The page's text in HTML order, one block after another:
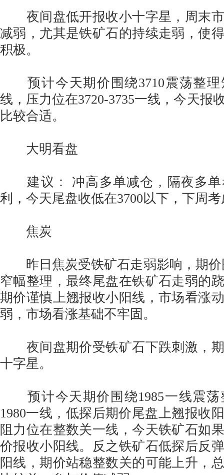
夜间盘低开报收小十字星，周末市
减弱，尤其是铁矿石的持续走弱，使
积极。
预计今天期价围绕3710震荡整理
线，压力位在3720-3735一线，今天报
比较合适。
大明看盘
建议： 冲高多单减仓，隔夜多单
利，今天尾盘收低在3700以下，下周
焦炭
昨日焦炭受铁矿石走弱影响，期价
窄幅整理，最终尾盘在铁矿石走弱的
期价谨慎上翘报收小阳线，市场看涨
弱，市场看涨基础不牢固。
夜间盘期价受铁矿石下跌刺激，期
十字星。
预计今天期价围绕1985一线震荡
1980一线，低探后期价尾盘上翘报收
阻力位在整数关一线，今天铁矿石如
价报收小阳线。反之铁矿石低探后反
阳线，期价站稳整数关的可能上升，